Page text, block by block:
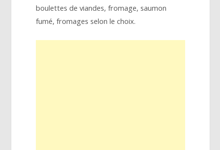
boulettes de viandes, fromage, saumon
fumé, fromages selon le choix.